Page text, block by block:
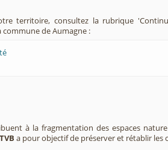
territoire, consultez la rubrique
commune de Aumagne :
à la fragmentation des espaces
TVB a pour objectif de préserver et rétablir les